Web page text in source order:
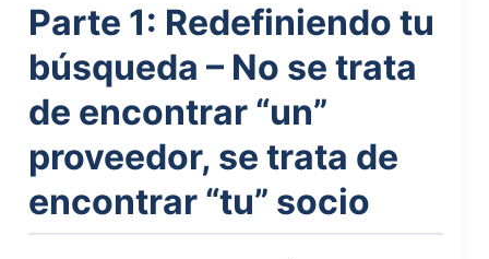
Parte 1: Redefiniendo tu
búsqueda – No se trata
de encontrar “un”
proveedor, se trata de
encontrar “tu” socio